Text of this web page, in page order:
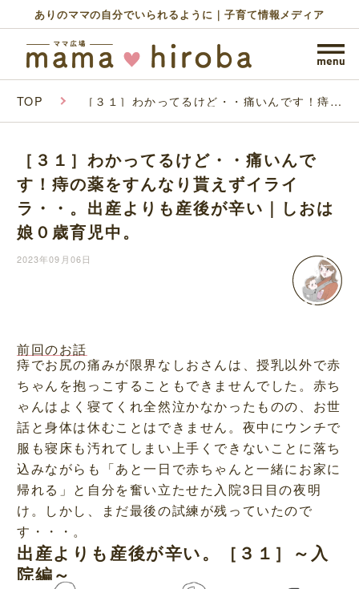
ありのママの自分でいられるように｜子育て情報メディア
TOP ［３１］わかってるけど・・痛いんです！痔の
産後が辛い｜しおは娘０歳育児中。
［３１］わかってるけど・・痛いんで
す！痔の薬をすんなり貰えずイライ
ラ・・。出産よりも産後が辛い｜しおは
娘０歳育児中。
2023年09月06日
前回のお話
痔でお尻の痛みが限界なしおさんは、授乳以外で赤
ちゃんを抱っこすることもできませんでした。赤ち
ゃんはよく寝てくれ全然泣かなかったものの、お世
話と身体は休むことはできません。夜中にウンチで
服も寝床も汚れてしまい上手くできないことに落ち
込みながらも「あと一日で赤ちゃんと一緒にお家に
帰れる」と自分を奮い立たせた入院3日目の夜明
け。しかし、まだ最後の試練が残っていたので
す・・・。
出産よりも産後が辛い。［３１］～入
院編～